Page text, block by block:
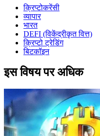
क्रिप्टोकरेंसी
व्यापार
भारत
DEFI (विकेंद्रीकृत वित्त)
क्रिप्टो ट्रेडिंग
बिटकॉइन
इस विषय पर अधिक